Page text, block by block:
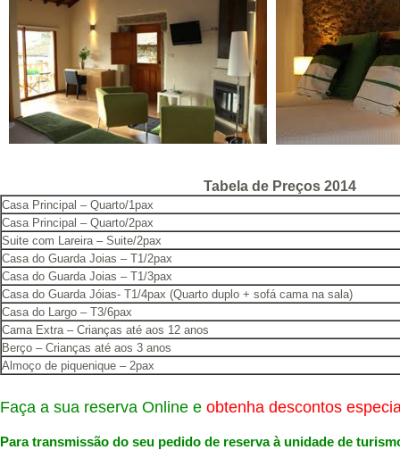
Tabela de Preços 2014
Casa Principal – Quarto/1pax
Casa Principal – Quarto/2pax
Suite com Lareira – Suite/2pax
Casa do Guarda Joias – T1/2pax
Casa do Guarda Joias – T1/3pax
Casa do Guarda Jóias- T1/4pax (Quarto duplo + sofá cama na sala)
Casa do Largo – T3/6pax
Cama Extra – Crianças até aos 12 anos
Berço – Crianças até aos 3 anos
Almoço de piquenique – 2pax
Faça a sua reserva Online e obtenha descontos
Para transmissão do seu pedido de reserva à unidade de